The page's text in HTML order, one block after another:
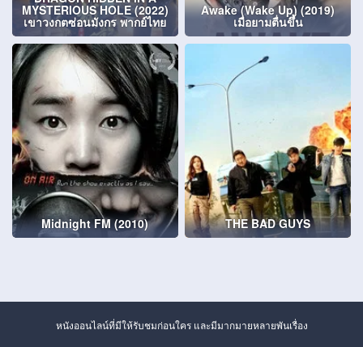
MYSTERIOUS HOLE (2022)
เขาวงกตซ่อนมังกร พากย์ไทย
Awake (Wake Up) (2019)
เมื่อยามตื่นขึ้น
Midnight FM (2010) THE BAD GUYS
หนังออนไลน์ที่มีให้รับชมก่อนใคร และมีมากมายหลายพันเรื่อง